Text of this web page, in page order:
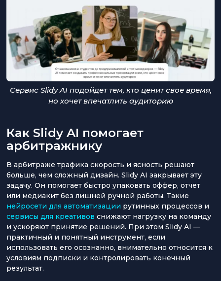
Cервис Slidy AI подойдет тем, кто ценит свое время,
но хочет впечатлить аудиторию
Как Slidy AI помогает
арбитражнику
В арбитраже трафика скорость и ясность решают
больше, чем сложный дизайн. Slidy AI закрывает эту
задачу. Он помогает быстро упаковать оффер, отчет
или медиакит без лишней ручной работы. Такие
нейросети для автоматизации рутинных процессов и
сервисы для креативов снижают нагрузку на команду
и ускоряют принятие решений. При этом Slidy AI —
практичный и понятный инструмент, если
использовать его осознанно, внимательно относится к
условиям подписки и контролировать конечный
результат.